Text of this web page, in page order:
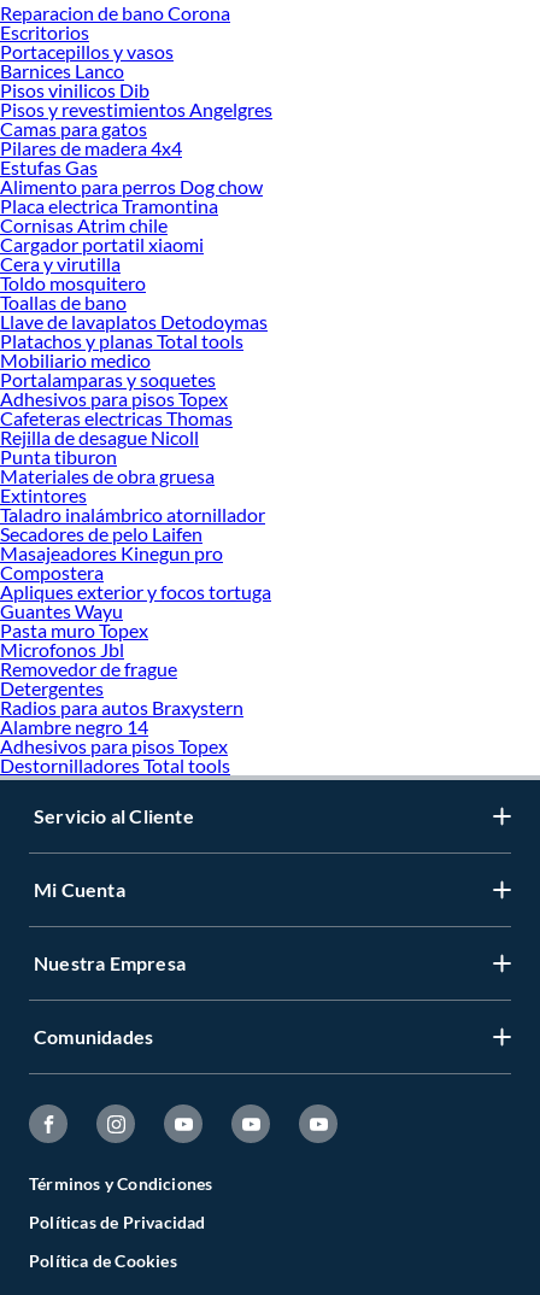
Desde remodelaciones hasta proyectos de decoración, estamos aquí para hacer
tus ideas realidad. ¡Visítanos y encuentra todo lo que tenemos para ofrecerte en
Toalleros!
Explora la variedad de productos de Toalleros en Sodimac
Herramientas, materiales y accesorios de calidad para tus proyectos y
renovación de espacios. ¡Visítanos y descubre todo lo que tenemos para
ofrecerte!
Encuentra una amplia variedad de productos de Toalleros en Sodimac.
Encuentra todo lo necesario para tus proyectos de renovación y decoración.
¡Visítanos y haz tus ideas realidad!
Reparacion de bano Corona
Escritorios
Portacepillos y vasos
Barnices Lanco
Pisos vinilicos Dib
Pisos y revestimientos Angelgres
Camas para gatos
Pilares de madera 4x4
Estufas Gas
Alimento para perros Dog chow
Placa electrica Tramontina
Cornisas Atrim chile
Cargador portatil xiaomi
Cera y virutilla
Toldo mosquitero
Toallas de bano
Llave de lavaplatos Detodoymas
Platachos y planas Total tools
Mobiliario medico
Portalamparas y soquetes
Adhesivos para pisos Topex
Cafeteras electricas Thomas
Rejilla de desague Nicoll
Punta tiburon
Materiales de obra gruesa
Extintores
Taladro inalámbrico atornillador
Secadores de pelo Laifen
Masajeadores Kinegun pro
Compostera
Apliques exterior y focos tortuga
Guantes Wayu
Pasta muro Topex
Microfonos Jbl
Removedor de frague
Detergentes
Radios para autos Braxystern
Alambre negro 14
Adhesivos para pisos Topex
Destornilladores Total tools
Servicio al Cliente
Mi Cuenta
Nuestra Empresa
Comunidades
Términos y Condiciones
Políticas de Privacidad
Política de Cookies